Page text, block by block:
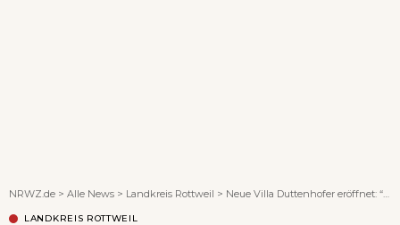
NRWZ.de > Alle News > Landkreis Rottweil > Neue Villa Duttenhofer eröffnet: “Jetzt stehen wir hier und sind begeistert!”
LANDKREIS ROTTWEIL